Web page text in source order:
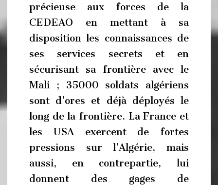
précieuse aux forces de la
CEDEAO en mettant à sa
disposition les connaissances de
ses services secrets et en
sécurisant sa frontière avec le
Mali ; 35000 soldats algériens
sont d’ores et déjà déployés le
long de la frontière. La France et
les USA exercent de fortes
pressions sur l’Algérie, mais
aussi, en contrepartie, lui
donnent des gages de